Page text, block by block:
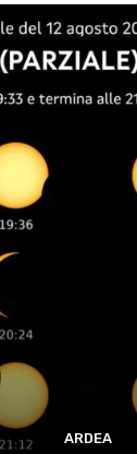
ARDEA